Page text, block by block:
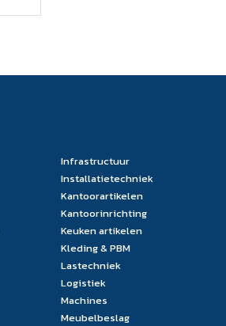
Infrastructuur
Installatietechniek
Kantoorartikelen
Kantoorinrichting
Keuken artikelen
Kleding & PBM
Lastechniek
Logistiek
Machines
Meubelbeslag